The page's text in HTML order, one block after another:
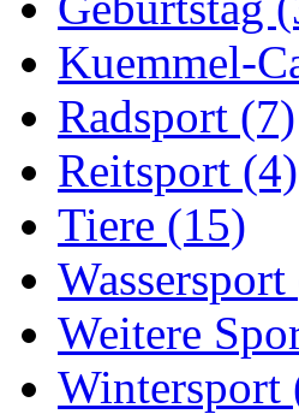
Kuemmel-
Radsport (7)
Reitsport (4)
Tiere (15)
Weitere
Wintersport